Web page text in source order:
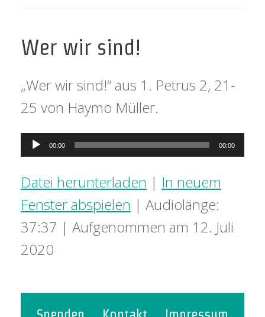
Wer wir sind!
„Wer wir sind!“ aus 1. Petrus 2, 21-
25 von Haymo Müller.
Audio-
00:00 00:00
Datei herunterladen | In neuem
Fenster abspielen | Audiolänge:
37:37 | Aufgenommen am 12. Juli
2020